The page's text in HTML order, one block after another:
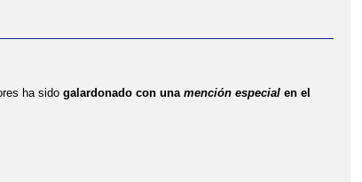
ha sido galardonado con una mención especialen el